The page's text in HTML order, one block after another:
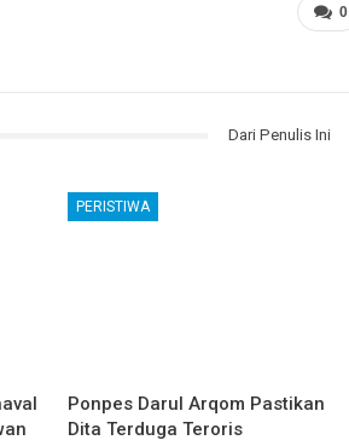
0
Dari Penulis Ini
PERISTIWA
Ponpes Darul Arqom Pastikan
Dita Terduga Teroris